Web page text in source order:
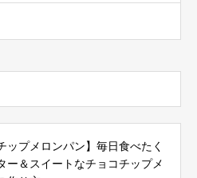
ップメロンパン】毎日食べたく
ー＆スイートなチョコチップメ